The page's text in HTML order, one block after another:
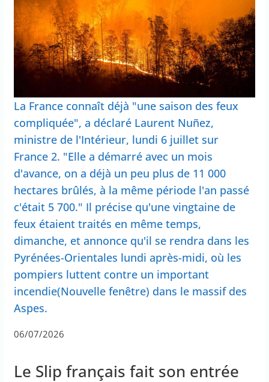
La France connaît déjà "une saison des feux
compliquée", a déclaré Laurent Nuñez,
ministre de l'Intérieur, lundi 6 juillet sur
France 2. "Elle a démarré avec un mois
d'avance, on a déjà un peu plus de 11 000
hectares brûlés, à la même période l'an passé
c'était 5 700." Il précise qu'une vingtaine de
feux étaient traités en même temps,
dimanche, et annonce qu'il se rendra dans les
Pyrénées-Orientales lundi après-midi, où les
pompiers luttent contre un important
incendie(Nouvelle fenêtre) dans le massif des
Aspes.
06/07/2026
Le Slip français fait son entrée